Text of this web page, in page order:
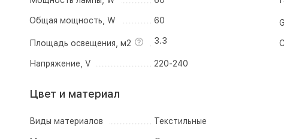
Общая мощность, W 60
Площадь освещения, м2 3.3
Напряжение, V 220-240
Цвет и материал
Виды материалов Текстильные